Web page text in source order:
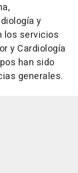
y
los servicios
y Cardiología
han sido
generales.